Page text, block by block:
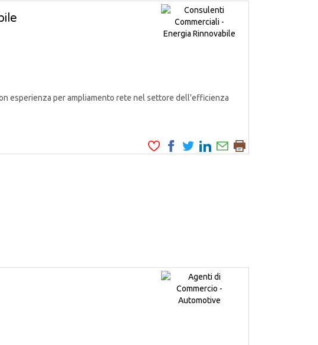
esperienza per ampliamento rete nel settore dell'efficienza